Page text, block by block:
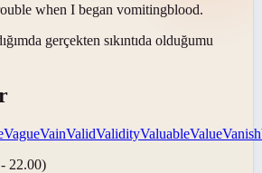
when I began vomitingblood.
gerçekten sıkıntıda olduğumu
VagueVainValidValidityValuableValueVanish
22.00)